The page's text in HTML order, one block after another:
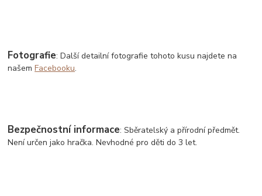
Fotografie: Další detailní fotografie tohoto kusu najdete na
našemFacebooku.
Bezpečnostní informace: Sběratelský a přírodní předmět.
Není určen jako hračka. Nevhodné pro děti do 3 let.